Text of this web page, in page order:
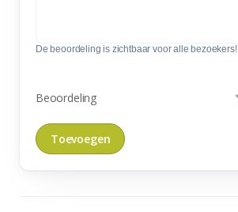
De beoordeling is zichtbaar voor alle bezoekers!
Beoordeling